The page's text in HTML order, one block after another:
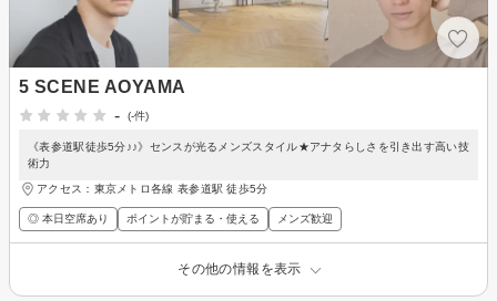
5 SCENE AOYAMA
-
(-件)
《表参道駅徒歩5分♪♪》センスが光るメンズスタイル★アナタらしさを引き出す高い技
術力
アクセス：東京メトロ各線 表参道駅 徒歩5分
◎ 本日空席あり ポイントが貯まる・使える メンズ歓迎
その他の情報を表示